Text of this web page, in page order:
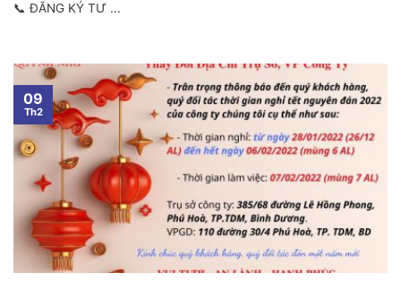
📞 ĐĂNG KÝ TƯ ...
09
Th2